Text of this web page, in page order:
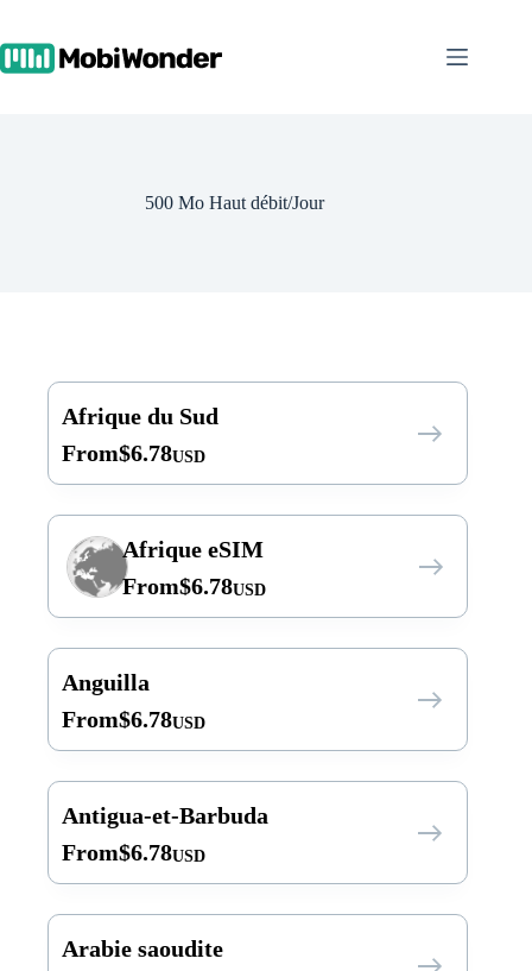
content
500 Mo Haut débit/Jour
Afrique du Sud
From$6.78USD
Afrique eSIM
From$6.78USD
Anguilla
From$6.78USD
Antigua-et-Barbuda
From$6.78USD
Arabie saoudite